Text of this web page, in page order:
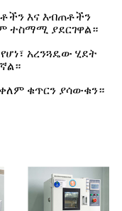
እና እብጠቶችን
ተስማሚ ያደርገዋል።
አረንጓዴው ሂደት
ቁጥርን ያሳውቁን።